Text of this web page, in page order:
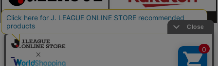
本サイトで使用している文章・画像等の無断での複製・転載を禁止します。
© JAPAN PROFESSIONAL FOOTBALL LEAGUE Rakuten Group, Inc. ALL RIGHTS RE